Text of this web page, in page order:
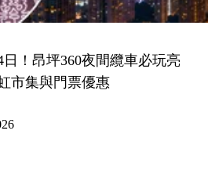
日！昂坪360夜間纜車必玩亮
市集與門票優惠